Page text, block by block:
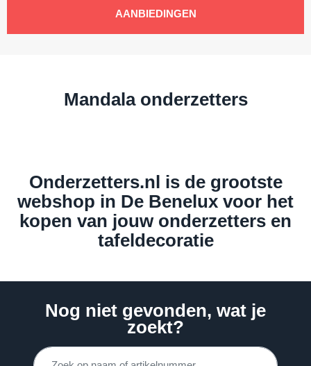
AANBIEDINGEN
Mandala onderzetters
Onderzetters.nl is de grootste
webshop in De Benelux voor het
kopen van jouw onderzetters en
tafeldecoratie
Nog niet gevonden, wat je
zoekt?